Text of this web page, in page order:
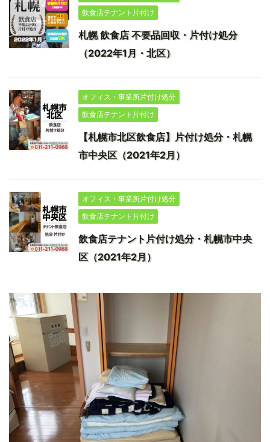
飲食店テナント片付け
札幌 飲食店 不要品回収・片付け処分
（2022年1月・北区）
オフィス・事業所片付け処分
飲食店テナント片付け
【札幌市北区飲食店】片付け処分・札幌
市中央区（2021年2月）
オフィス・事業所片付け処分
飲食店テナント片付け
飲食店テナント片付け処分・札幌市中央
区（2021年2月）